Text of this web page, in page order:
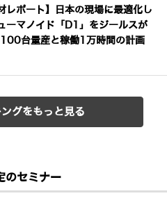
レポート】日本の現場に最適化し
ーマノイド「D1」をジールスが
台量産と稼働1万時間の計画
グをもっと見る
のセミナー